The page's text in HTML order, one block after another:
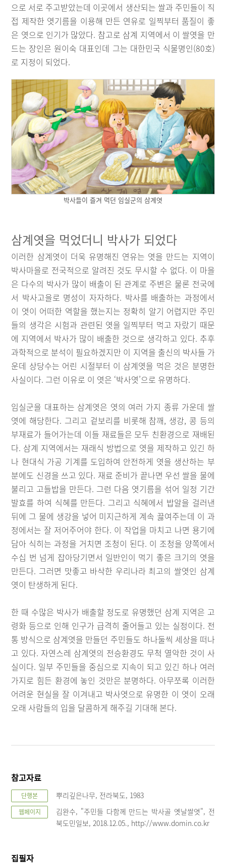
으로 서로 주고받았는데 이곳에서 생산되는 쌀과 주민들이 직
접 제작한 엿기름을 이용해 만든 연유로 일찍부터 품질이 좋
은 엿으로 인기가 많았다. 참고로 삼계 지역에서 이 쌀엿을 만
드는 장인은 원이숙 대표인데 그는 대한민국 식물명인(80호)
로 지정이 되었다.
박사들이 즐겨 먹던 임실군의 삼계엿
삼계엿을 먹었더니 박사가 되었다
이러한 삼계엿이 더욱 유명해진 연유는 엿을 만드는 지역이
박사마을로 전국적으로 알려진 것도 무시할 수 없다. 이 마을
은 다수의 박사가 많이 배출이 된 관계로 주변은 물론 전국에
서 박사고을로 명성이 자자하다. 박사를 배출하는 과정에서
이 엿이 어떠한 역할을 했는지는 정확히 알기 어렵지만 주민
들의 생각은 시험과 관련된 엿을 일찍부터 먹고 자랐기 때문
에 지역에서 박사가 많이 배출한 것으로 생각하고 있다. 추후
과학적으로 분석이 필요하겠지만 이 지역을 출신의 박사들 가
운데 상당수는 어린 시절부터 이 삼계엿을 먹은 것은 분명한
사실이다. 그런 이유로 이 엿은 ‘박사엿’으로 유명하다.
임실군을 대표하는 삼계엿은 엿의 여러 가지 종류 가운데 쌀
엿에 해당한다. 그리고 겉보리를 비롯해 참깨, 생강, 콩 등의
부재료가 들어가는데 이들 재료들은 모두 친환경으로 재배된
다. 삼계 지역에서는 재래식 방법으로 엿을 제작하고 있긴 하
나 현대식 가공 기계를 도입하여 안전하게 엿을 생산하는 부
분에도 신경을 쓰고 있다. 재료 준비가 끝나면 우선 쌀을 물에
불리고 고들밥을 만든다. 그런 다음 엿기름을 섞어 일정 기간
발효를 하여 식혜를 만든다. 그리고 식혜에서 밥알을 걸러낸
뒤에 그 물에 생강을 넣어 미지근하게 계속 끓여주는데 이 과
정에서는 잘 저어주어야 한다. 이 작업을 마치고 나면 용기에
담아 식히는 과정을 거치면 조청이 된다. 이 조청을 양쪽에서
수십 번 넘게 잡아당기면서 일반인이 먹기 좋은 크기의 엿을
만든다. 그러면 맛좋고 바삭한 우리나라 최고의 쌀엿인 삼계
엿이 탄생하게 된다.
한 때 수많은 박사가 배출할 정도로 유명했던 삼계 지역은 고
령화 등으로 인해 인구가 급격히 줄어들고 있는 실정이다. 전
통 방식으로 삼계엿을 만들던 주민들도 하나둘씩 세상을 떠나
고 있다. 자연스레 삼계엿의 전승환경도 무척 열악한 것이 사
실이다. 일부 주민들을 중심으로 지속이 되고 있긴 하나 여러
가지로 힘든 환경에 놓인 것만은 분명하다. 아무쪼록 이러한
어려운 현실을 잘 이겨내고 박사엿으로 유명한 이 엿이 오래
오래 사람들의 입을 달콤하게 해주길 기대해 본다.
참고자료
단행본 뿌리깊은나무, 전라북도, 1983
웹페이지
김완수, "주민들 다함께 만드는 박사골 옛날쌀엿", 전
북도민일보, 2018.12.05., http://www.domin.co.kr
집필자